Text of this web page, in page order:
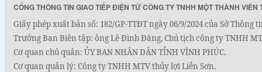
CỔNG THÔNG TIN GIAO TIẾP ĐIỆN TỬ CÔNG TY TNHH MỘT THÀNH VIÊN
Giấy phép xuất bản số: 182/GP-TTĐT ngày 06/9/2024 của Sở
Trưởng Ban Biên tập: ông Lê Đình Đăng, Chủ tịch công ty TNHH
Cơ quan chủ quản: ỦY BAN NHÂN DÂN TỈNH VĨNH PHÚC.
Cơ quan quản lý: Công ty TNHH MTV thủy lợi Liễn Sơn.